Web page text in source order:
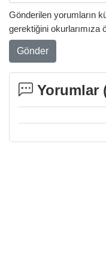
Gönderilen yorumların
gerektiğini okurlarımıza
Gönder
Yorumlar